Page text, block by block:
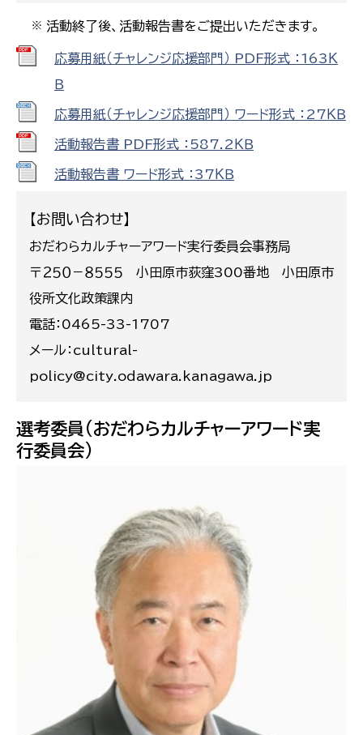
※ 活動終了後、活動報告書をご提出いただきます。
応募用紙（チャレンジ応援部門） PDF形式 ：163Ｋ
Ｂ
応募用紙（チャレンジ応援部門） ワード形式 ：27ＫＢ
活動報告書 PDF形式 ：587.2ＫＢ
活動報告書 ワード形式 ：37ＫＢ
【お問い合わせ】
おだわらカルチャーアワード実行委員会事務局​​​
​​​​〒２５０－８５５５ 小田原市荻窪300番地 小田原市
役所文化政策課内
電話：0465-33-1707
メール：cultural-
policy@city.odawara.kanagawa.jp
選考委員(おだわらカルチャーアワード実
行委員会)